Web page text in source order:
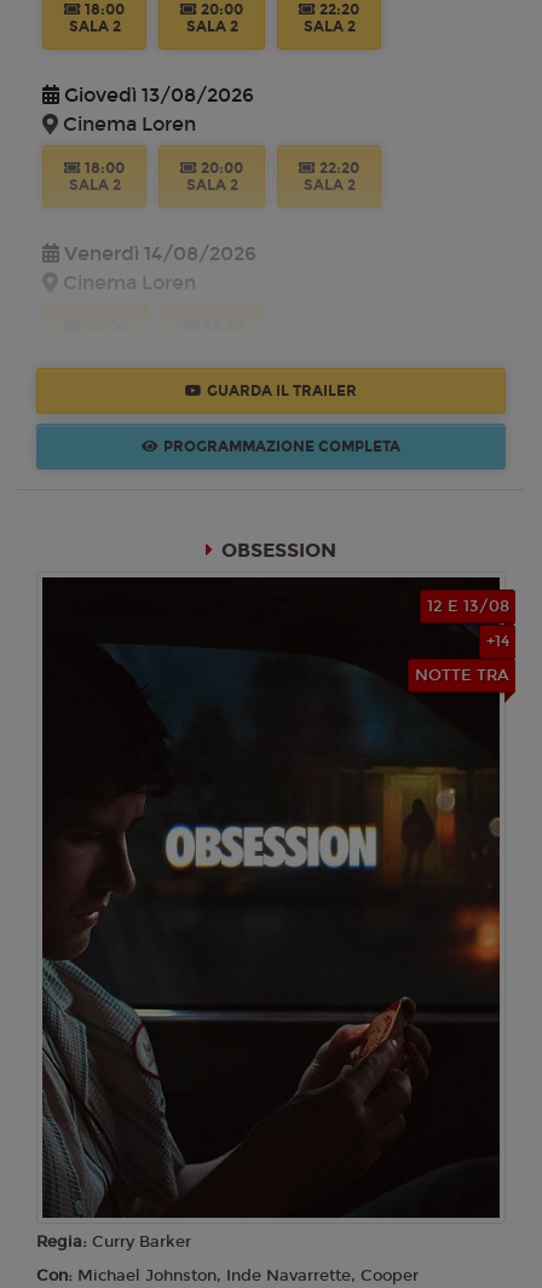
18:00
SALA 2
20:00
SALA 2
22:20
SALA 2
Giovedì 13/08/2026
Cinema Loren
18:00
SALA 2
20:00
SALA 2
22:20
SALA 2
Venerdì 14/08/2026
Cinema Loren
Domenica 16/08/2026
Cinema Loren
20:00
SALA 2
GUARDA IL TRAILER
PROGRAMMAZIONE COMPLETA
OBSESSION
12 E 13/08
+14
NOTTE TRA
Regia: Curry Barker
Con: Michael Johnston, Inde Navarrette, Cooper